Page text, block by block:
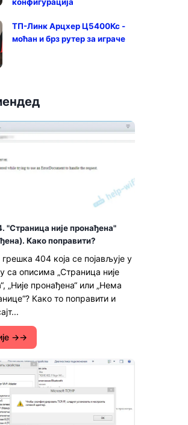
ТП-Линк Арцхер Ц5400Кс -
моћан и брз рутер за играче
"Страница није пронађена"
Како поправити?
404 која се појављује у
са описима „Страница није
„Није пронађена“ или „Нема
Како то поправити и
→